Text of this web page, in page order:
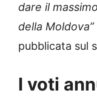
dare il
della Moldova”
pubblicata sul
I voti